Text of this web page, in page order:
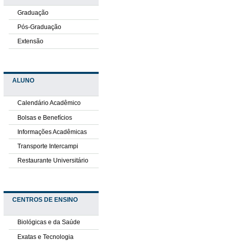
Graduação
Pós-Graduação
Extensão
ALUNO
Calendário Acadêmico
Bolsas e Benefícios
Informações Acadêmicas
Transporte Intercampi
Restaurante Universitário
CENTROS DE ENSINO
Biológicas e da Saúde
Exatas e Tecnologia